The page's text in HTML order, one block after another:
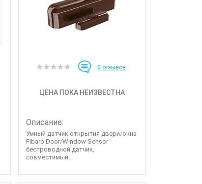
0 отзывов
ЦЕНА ПОКА НЕИЗВЕСТНА
Описание:
Умный датчик открытия двери/окна
Fibaro Door/Window Sensor -
беспроводной датчик,
совместимый...